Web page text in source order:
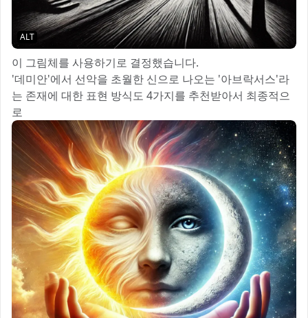
ALT
이 그림체를 사용하기로 결정했습니다.
'데미안'에서 선악을 초월한 신으로 나오는 '아브락서스'라
는 존재에 대한 표현 방식도 4가지를 추천받아서 최종적으
로